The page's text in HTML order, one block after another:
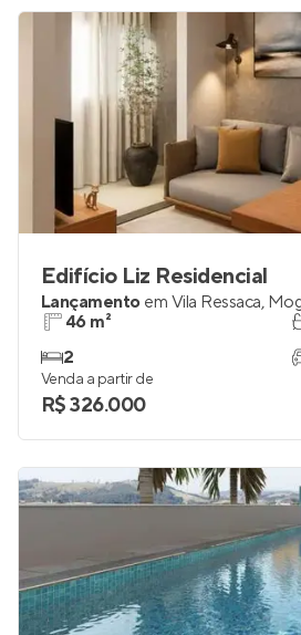
Edifício Liz Residencial
Lançamento em Vila Ressaca,
46 m²
2
Venda a partir de
R$ 326.000